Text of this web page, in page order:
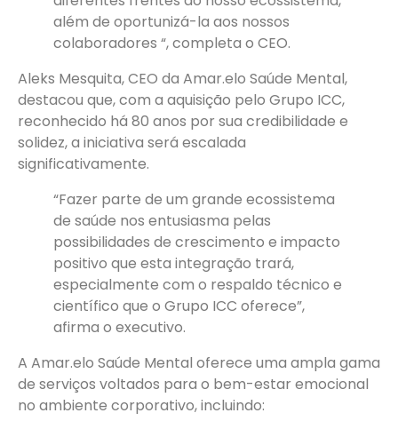
além de oportunizá-la aos nossos
colaboradores “, completa o CEO.
Aleks Mesquita, CEO da Amar.elo Saúde Mental,
destacou que, com a aquisição pelo Grupo ICC,
reconhecido há 80 anos por sua credibilidade e
solidez, a iniciativa será escalada
significativamente.
“Fazer parte de um grande ecossistema
de saúde nos entusiasma pelas
possibilidades de crescimento e impacto
positivo que esta integração trará,
especialmente com o respaldo técnico e
científico que o Grupo ICC oferece”,
afirma o executivo.
A Amar.elo Saúde Mental oferece uma ampla gama
de serviços voltados para o bem-estar emocional
no ambiente corporativo, incluindo: